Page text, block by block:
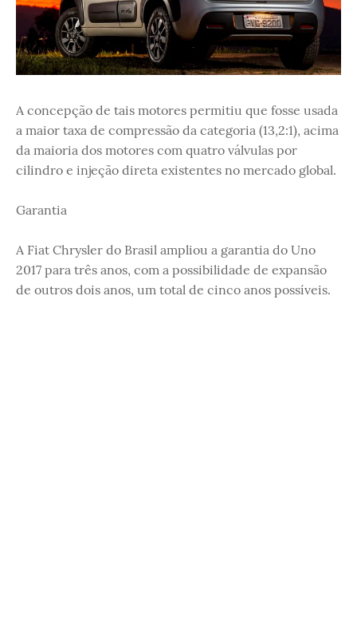
A concepção de tais motores permitiu que fosse usada
a maior taxa de compressão da categoria (13,2:1), acima
da maioria dos motores com quatro válvulas por
cilindro e injeção direta existentes no mercado global.
Garantia
A Fiat Chrysler do Brasil ampliou a garantia do Uno
2017 para três anos, com a possibilidade de expansão
de outros dois anos, um total de cinco anos possíveis.